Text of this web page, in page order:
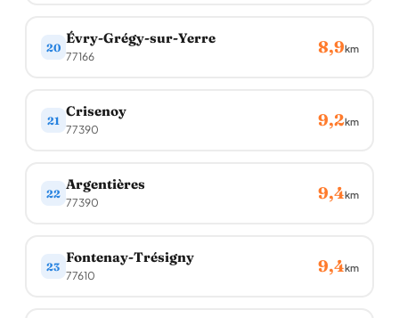
20
Évry-Grégy-sur-Yerre
77166 8,9km
21
Crisenoy
77390 9,2km
22
Argentières
77390 9,4km
23
Fontenay-Trésigny
77610 9,4km